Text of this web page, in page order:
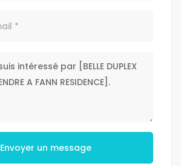
Envoyer un message